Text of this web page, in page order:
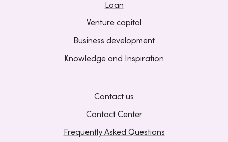
Loan
Venture capital
Business development
Knowledge and Inspiration
Contact us
Contact Center
Frequently Asked Questions